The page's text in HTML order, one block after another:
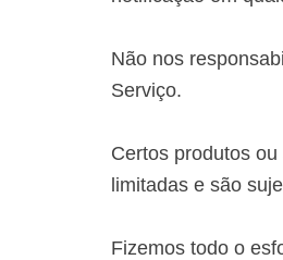
Não nos
Serviço.
Certos produtos
limitadas e são
Fizemos todo o